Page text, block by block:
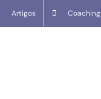
Artigos Coaching